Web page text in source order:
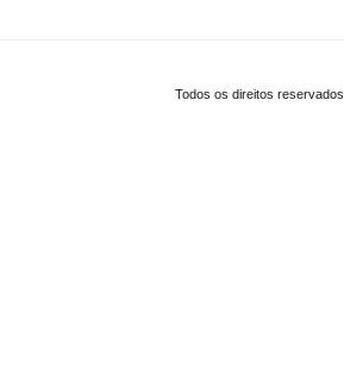
Todos os direitos reservados.